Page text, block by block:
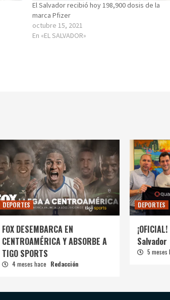
El Salvador recibió hoy 198,900 dosis de la
marca Pfizer
octubre 15, 2021
En «EL SALVADOR»
DEPORTES
FOX DESEMBARCA EN
CENTROAMÉRICA Y ABSORBE A
TIGO SPORTS
4 meses hace Redacción
DEPORTES
Salvador
5